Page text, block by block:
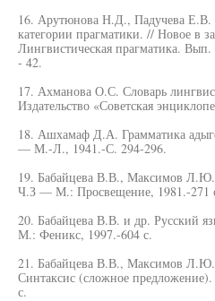
16. Арутюнова Н.Д., Падучева
категории прагматики. // Новое в
Лингвистическая прагматика.
- 42.
17. Ахманова О.С. Словарь
Издательство «Советская
18. Ашхамаф Д.А. Грамматика
— М.-Л., 1941.-С. 294-296.
19. Бабайцева В.В., Максимов
Ч.З — М.: Просвещение, 1981.-271
20. Бабайцева В.В. и др. Русский
М.: Феникс, 1997.-604 с.
21. Бабайцева В.В., Максимов
Синтаксис (сложное
с.